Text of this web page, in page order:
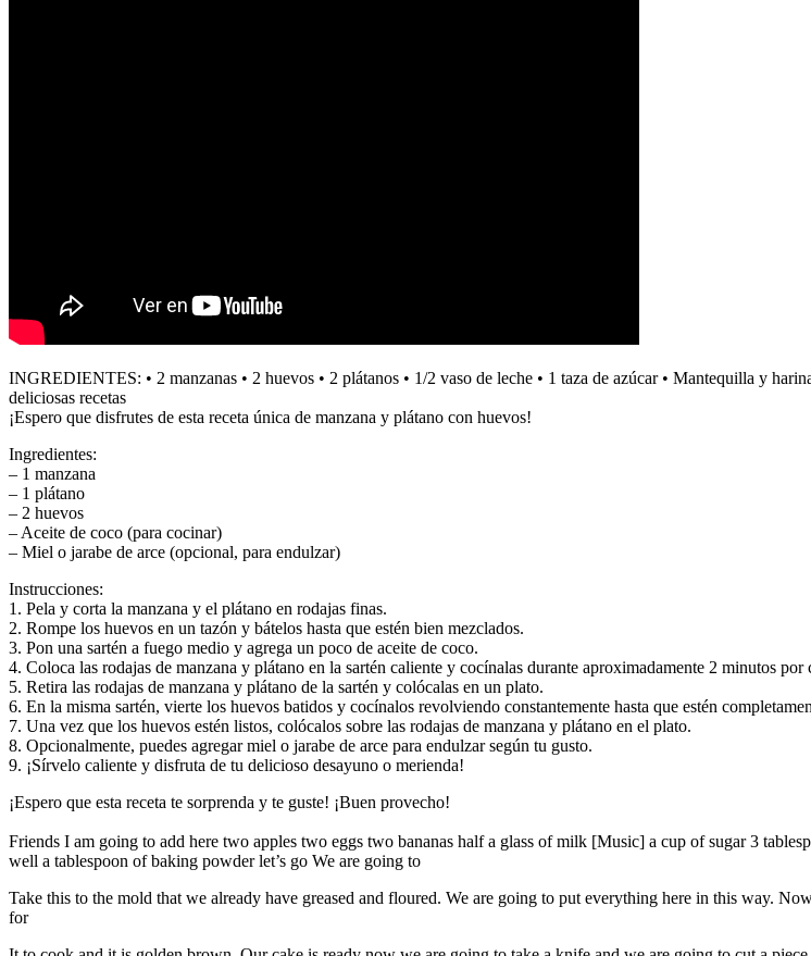
INGREDIENTES: • 2 manzanas • 2 huevos • 2 plátanos • 1/2 vaso de leche • 1 taza de azúcar • Mantequilla y
deliciosas recetas
¡Espero que disfrutes de esta receta única de manzana y plátano con huevos!
Ingredientes:
– 1 manzana
– 1 plátano
– 2 huevos
– Aceite de coco (para cocinar)
– Miel o jarabe de arce (opcional, para endulzar)
Instrucciones:
1. Pela y corta la manzana y el plátano en rodajas finas.
2. Rompe los huevos en un tazón y bátelos hasta que estén bien mezclados.
3. Pon una sartén a fuego medio y agrega un poco de aceite de coco.
4. Coloca las rodajas de manzana y plátano en la sartén caliente y cocínalas durante aproximadamente 2 minutos por
5. Retira las rodajas de manzana y plátano de la sartén y colócalas en un plato.
6. En la misma sartén, vierte los huevos batidos y cocínalos revolviendo constantemente hasta que estén
7. Una vez que los huevos estén listos, colócalos sobre las rodajas de manzana y plátano en el plato.
8. Opcionalmente, puedes agregar miel o jarabe de arce para endulzar según tu gusto.
9. ¡Sírvelo caliente y disfruta de tu delicioso desayuno o merienda!
¡Espero que esta receta te sorprenda y te guste! ¡Buen provecho!
Friends I am going to add here two apples two eggs two bananas half a glass of milk [Music] a cup of sugar 3
well a tablespoon of baking powder let’s go We are going to
Take this to the mold that we already have greased and floured. We are going to put everything here in this way.
for